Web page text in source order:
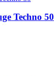
Techno 50